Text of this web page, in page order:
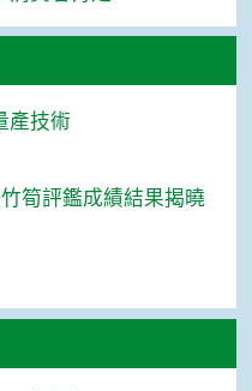
產技術
筍評鑑成績結果揭曉